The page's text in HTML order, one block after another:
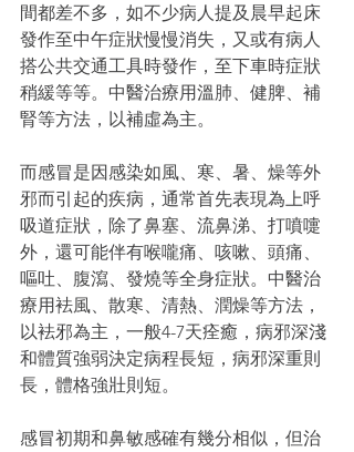
間都差不多，如不少病人提及晨早起床
發作至中午症狀慢慢消失，又或有病人
搭公共交通工具時發作，至下車時症狀
稍緩等等。中醫治療用溫肺、健脾、補
腎等方法，以補虛為主。
而感冒是因感染如風、寒、暑、燥等外
邪而引起的疾病，通常首先表現為上呼
吸道症狀，除了鼻塞、流鼻涕、打噴嚏
外，還可能伴有喉嚨痛、咳嗽、頭痛、
嘔吐、腹瀉、發燒等全身症狀。中醫治
療用袪風、散寒、清熱、潤燥等方法，
以袪邪為主，一般4-7天痊癒，病邪深淺
和體質強弱決定病程長短，病邪深重則
長，體格強壯則短。
感冒初期和鼻敏感確有幾分相似，但治